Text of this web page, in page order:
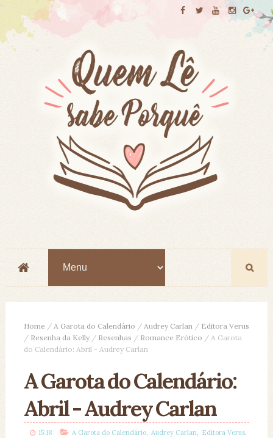
Home / A Garota do Calendário / Audrey Carlan / Editora Verus
/ Resenha da Kelly / Resenhas / Romance Erótico / A Garota
do Calendário: Abril - Audrey Carlan
A Garota do Calendário:
Abril - Audrey Carlan
15:18 A Garota do Calendário, Audrey Carlan, Editora Verus,